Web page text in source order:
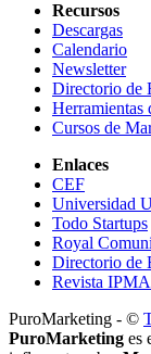
Recursos
Descargas
Calendario
Newsletter
Directorio de
Herramientas
Cursos de
Enlaces
CEF
Universidad
Todo Startups
Royal
Directorio de
Revista
PuroMarketing - ©
PuroMarketing es